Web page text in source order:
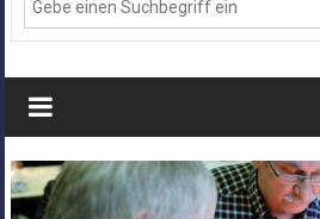
Deiner
Stadt
Monheim